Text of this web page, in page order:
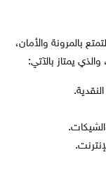
بالمرونة والأمان،
يمتاز بالآتي: